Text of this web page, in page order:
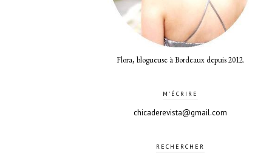
Flora, blogueuse à Bordeaux depuis 2012.
M'ÉCRIRE
chicaderevista@gmail.com
RECHERCHER